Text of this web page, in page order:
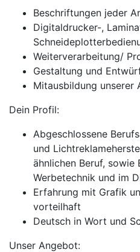
Beschriftungen jeder
Digitaldrucker-,
Weiterverarbeitung/
Gestaltung und
Mitausbildung unserer
Dein Profil:
Abgeschlossene
und
ähnlichen Beruf, sowie
Werbetechnik und im
Erfahrung mit Grafik
vorteilhaft
Deutsch in Wort und
Unser Angebot: